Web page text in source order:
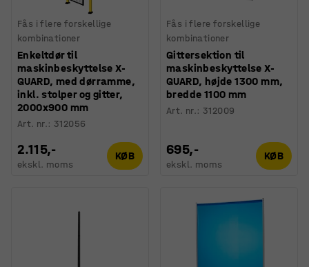
Fås i flere forskellige
kombinationer
Enkeltdør til
maskinbeskyttelse X-
GUARD, med dørramme,
inkl. stolper og gitter,
2000x900 mm
Art. nr.: 312056
2.115,-
ekskl. moms
KØB
Fås i flere forskellige
kombinationer
Gittersektion til
maskinbeskyttelse X-
GUARD, højde 1300 mm,
bredde 1100 mm
Art. nr.: 312009
695,-
ekskl. moms
KØB